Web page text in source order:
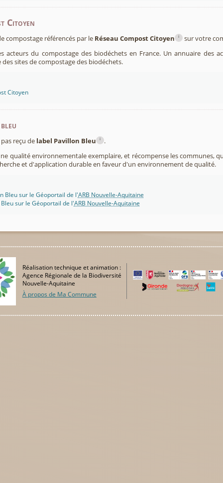
Citoyen
compostage référencés par le Réseau Compost Citoyen i
sur votre
acteurs du compostage des biodéchets en France. Un annuaire des
sites de compostage des biodéchets.
Citoyen
reçu de label Pavillon Bleu i
.
qualité environnementale exemplaire, et récompense les communes,
et d'application durable en faveur d'un environnement de qualité.
Bleu sur le Géoportail de l'ARB Nouvelle-Aquitaine
sur le Géoportail de l'ARB Nouvelle-Aquitaine
Réalisation technique et animation :
Agence Régionale de la Biodiversité
Nouvelle-Aquitaine
À propos de Ma Commune